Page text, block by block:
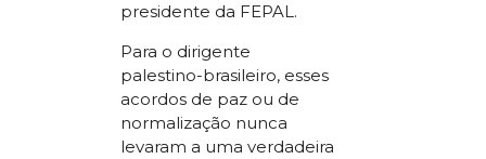
presidente da FEPAL.
Para o dirigente
palestino-brasileiro, esses
acordos de paz ou de
normalização nunca
levaram a uma verdadeira